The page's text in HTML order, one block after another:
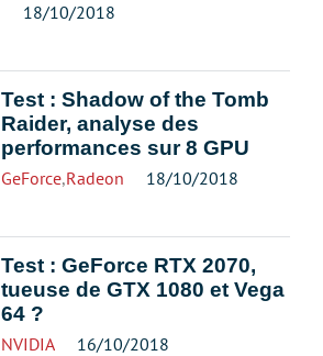
18/10/2018
Test : Shadow of the Tomb
Raider, analyse des
performances sur 8 GPU
GeForce,Radeon 18/10/2018
Test : GeForce RTX 2070,
tueuse de GTX 1080 et Vega
64 ?
NVIDIA 16/10/2018